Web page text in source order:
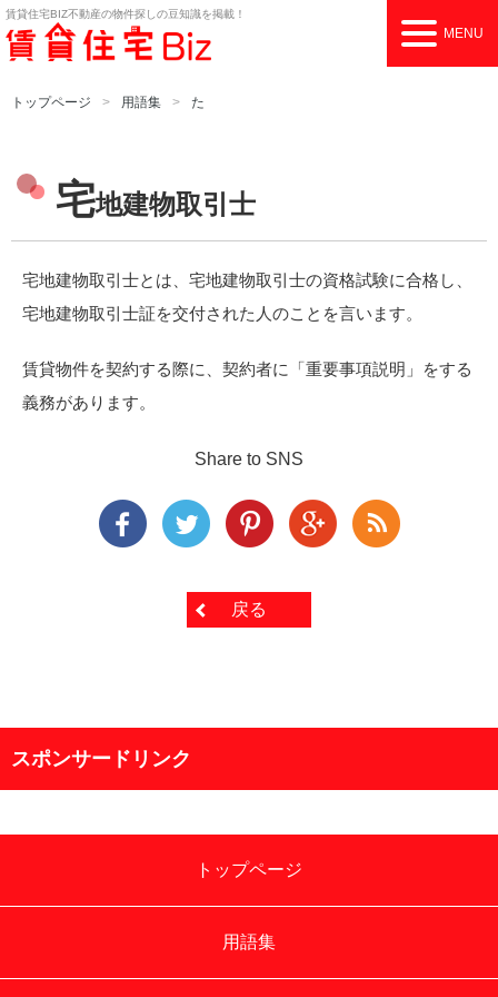
賃貸住宅BIZ不動産の物件探しの豆知識を掲載！
MENU
トップページ 用語集 た
宅地建物取引士
宅地建物取引士とは、宅地建物取引士の資格試験に合格し、
宅地建物取引士証を交付された人のことを言います。
賃貸物件を契約する際に、契約者に「重要事項説明」をする
義務があります。
Share to SNS
戻る
スポンサードリンク
トップページ
用語集